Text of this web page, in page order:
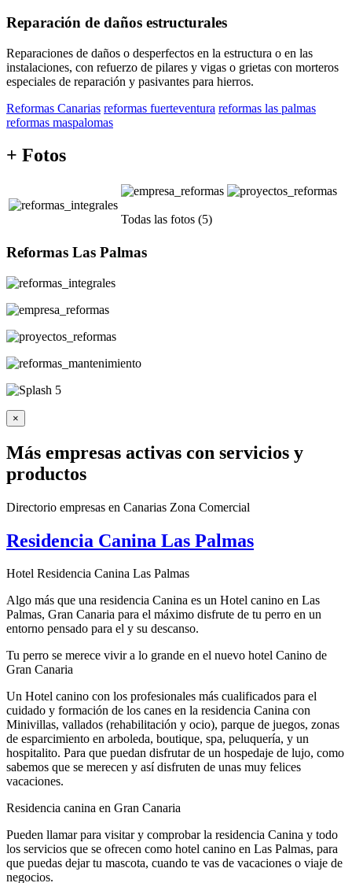
Reparación de daños estructurales
Reparaciones de daños o desperfectos en la estructura o en las
instalaciones, con refuerzo de pilares y vigas o grietas con morteros
especiales de reparación y pasivantes para hierros.
Reformas Canarias reformas fuerteventura reformas las palmas
reformas maspalomas
+ Fotos
Todas las fotos (5)
Reformas Las Palmas
×
Más empresas activas con servicios y
productos
Directorio empresas en Canarias Zona Comercial
Residencia Canina Las Palmas
Hotel Residencia Canina Las Palmas
Algo más que una residencia Canina es un Hotel canino en Las
Palmas, Gran Canaria para el máximo disfrute de tu perro en un
entorno pensado para el y su descanso.
Tu perro se merece vivir a lo grande en el nuevo hotel Canino de
Gran Canaria
Un Hotel canino con los profesionales más cualificados para el
cuidado y formación de los canes en la residencia Canina con
Minivillas, vallados (rehabilitación y ocio), parque de juegos, zonas
de esparcimiento en arboleda, boutique, spa, peluquería, y un
hospitalito. Para que puedan disfrutar de un hospedaje de lujo, como
sabemos que se merecen y así disfruten de unas muy felices
vacaciones.
Residencia canina en Gran Canaria
Pueden llamar para visitar y comprobar la residencia Canina y todo
los servicios que se ofrecen como hotel canino en Las Palmas, para
que puedas dejar tu mascota, cuando te vas de vacaciones o viaje de
negocios.